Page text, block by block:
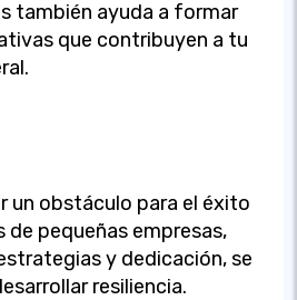
también ayuda a formar
que contribuyen a tu
un obstáculo para el éxito
pequeñas empresas,
y dedicación, se
resiliencia.